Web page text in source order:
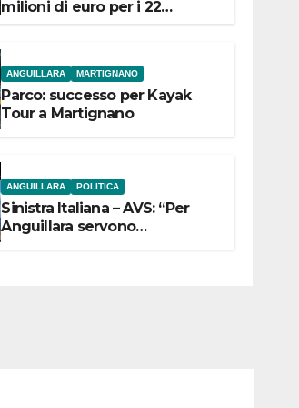
milioni di euro per i 22
ANGUILLARA MARTIGNANO
Parco: successo per Kayak
Tour a Martignano
ANGUILLARA POLITICA
Sinistra Italiana – AVS: “Per
Anguillara servono